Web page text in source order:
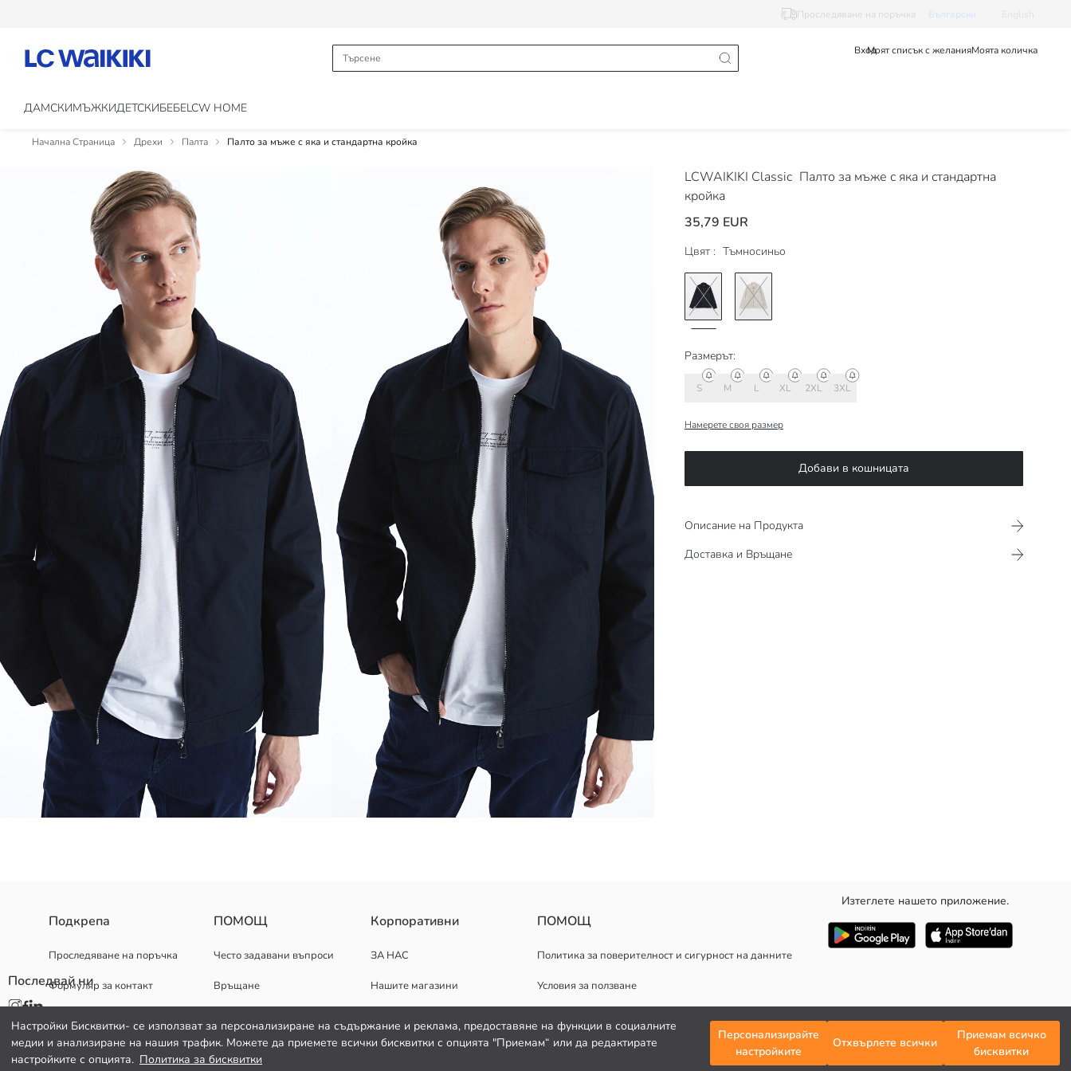
Настройки Бисквитки- се използват за персонализиране на съдържание и реклама, предоставяне на функции в социалните
медии и анализиране на нашия трафик. Можете да приемете всички бисквитки с опцията "Приемам“ или да редактирате
настройките с опцията. Политика за бисквитки
Персонализирайте
настройките
Отхвърлете всички
Приемам всичко
бисквитки
Проследяване на поръчка Български
ВходМоят списък с желанияМоята количка
ДАМСКИМЪЖКИДЕТСКИБЕБЕLCW HOME
Начална Страница Дрехи Палта Палто за мъже с яка и стандартна кройка
LCWAIKIKI Classic Палто за мъже с яка и стандартна
кройка
35,79 EUR
Цвят : Тъмносиньо
Размерът:
S M L XL 2XL 3XL
Намерете своя размер
Добави в кошницата
Описание на Продукта
Доставка и Връщане
Основен Плат:
Подплата:
Държава на произход:
Продавач:
Марка:
Пол:
Подкрепа
Проследяване на поръчка
Формуляр за контакт
ПОМОЩ
Често задавани въпроси
Връщане
Корпоративни
ЗА НАС
Нашите магазини
Корпоративна поддръжка
ПОМОЩ
Политика за поверителност и сигурност на данните
Условия за ползване
Изтеглете нашето приложение.
Последвай ни